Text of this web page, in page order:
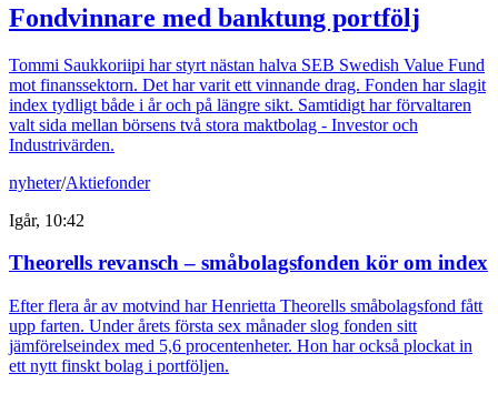
Fondvinnare med banktung portfölj
Tommi Saukkoriipi har styrt nästan halva SEB Swedish Value Fund
mot finanssektorn. Det har varit ett vinnande drag. Fonden har slagit
index tydligt både i år och på längre sikt. Samtidigt har förvaltaren
valt sida mellan börsens två stora maktbolag - Investor och
Industrivärden.
nyheter/Aktiefonder
Igår, 10:42
Theorells revansch – småbolagsfonden kör om index
Efter flera år av motvind har Henrietta Theorells småbolagsfond fått
upp farten. Under årets första sex månader slog fonden sitt
jämförelseindex med 5,6 procentenheter. Hon har också plockat in
ett nytt finskt bolag i portföljen.